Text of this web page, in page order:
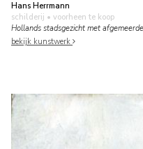
Hans Herrmann
schilderij • voorheen te koop
Hollands stadsgezicht met
bekijk kunstwerk